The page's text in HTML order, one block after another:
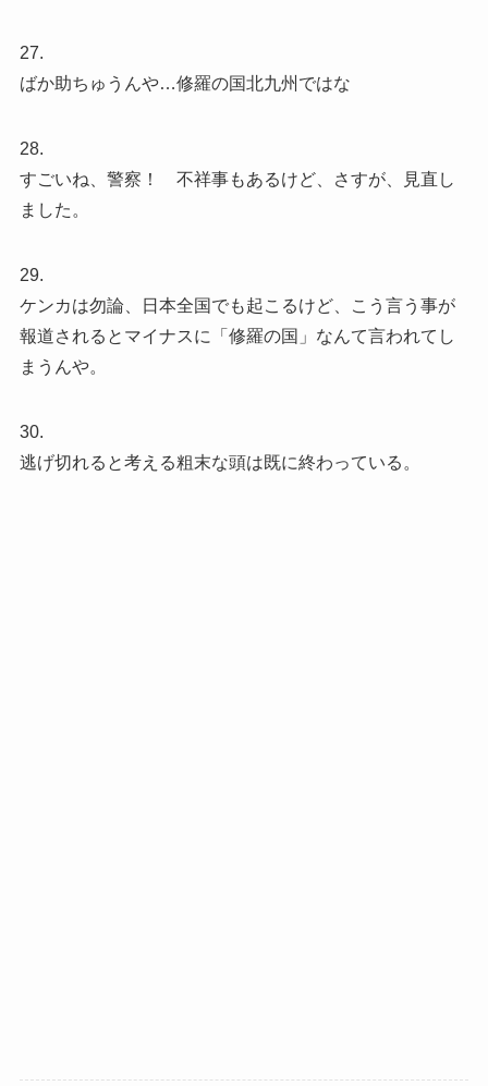
27.
ばか助ちゅうんや…修羅の国北九州ではな
28.
すごいね、警察！ 不祥事もあるけど、さすが、見直し
ました。
29.
ケンカは勿論、日本全国でも起こるけど、こう言う事が
報道されるとマイナスに「修羅の国」なんて言われてし
まうんや。
30.
逃げ切れると考える粗末な頭は既に終わっている。